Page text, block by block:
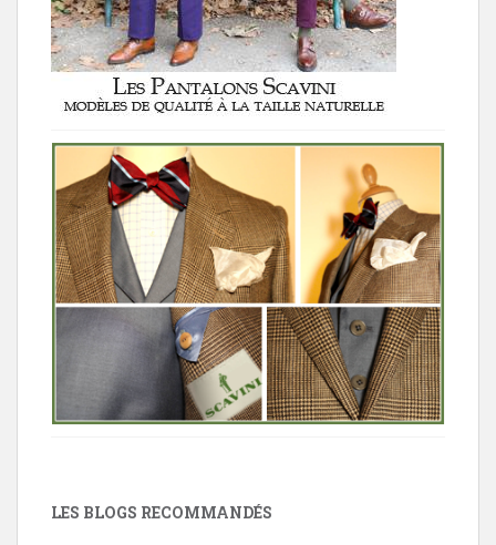
LES BLOGS RECOMMANDÉS